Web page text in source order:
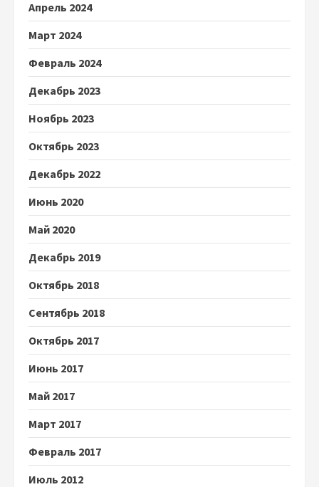
Апрель 2024
Март 2024
Февраль 2024
Декабрь 2023
Ноябрь 2023
Октябрь 2023
Декабрь 2022
Июнь 2020
Май 2020
Декабрь 2019
Октябрь 2018
Сентябрь 2018
Октябрь 2017
Июнь 2017
Май 2017
Март 2017
Февраль 2017
Июль 2012